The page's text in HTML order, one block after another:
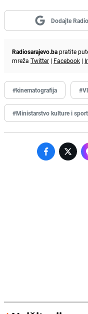
Dodajte
Radiosarajevo.bapratite
mreža Twitter | Facebook |
#kinematografija
#Ministarstvo kulture i